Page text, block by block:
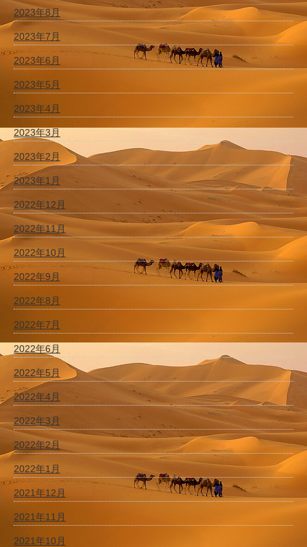
2023年8月
2023年7月
2023年6月
2023年5月
2023年4月
2023年3月
2023年2月
2023年1月
2022年12月
2022年11月
2022年10月
2022年9月
2022年8月
2022年7月
2022年6月
2022年5月
2022年4月
2022年3月
2022年2月
2022年1月
2021年12月
2021年11月
2021年10月